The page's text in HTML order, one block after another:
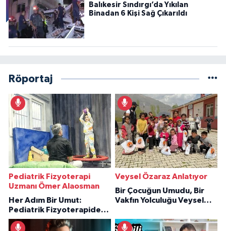
Balıkesir Sındırgı’da Yıkılan
Binadan 6 Kişi Sağ Çıkarıldı
Röportaj
Pediatrik Fizyoterapi
Uzmanı Ömer Alaosman
Her Adım Bir Umut:
Pediatrik Fizyoterapiden
İlham Veren Hikâyeler
Veysel Özaraz Anlatıyor
Bir Çocuğun Umudu, Bir
Vakfın Yolculuğu Veysel